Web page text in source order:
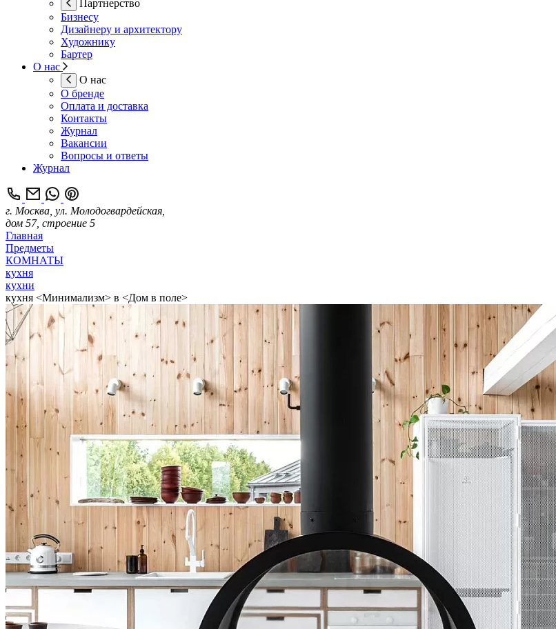
Партнерство
Бизнесу
Дизайнеру и архитектору
Художнику
Бартер
О нас
О нас
О бренде
Оплата и доставка
Контакты
Журнал
Вакансии
Вопросы и ответы
Журнал
г. Москва, ул. Молодогвардейская,
дом 57, строение 5
Главная
Предметы
КОМНАТЫ
кухня
кухни
кухня <Минимализм> в <Дом в поле>